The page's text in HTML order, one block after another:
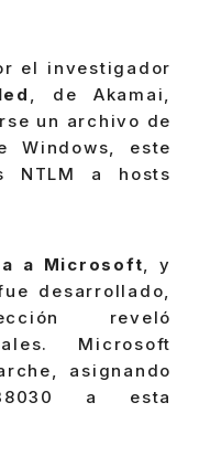
el investigador
, de Akamai,
un archivo de
Windows, este
NTLM a hosts
a Microsoft, y
desarrollado,
reveló
Microsoft
asignando
a esta